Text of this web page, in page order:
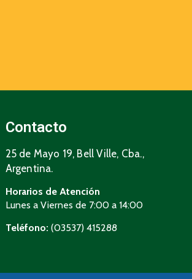
Contacto
25 de Mayo 19, Bell Ville, Cba.,
Argentina.
Horarios de Atención
Lunes a Viernes de 7:00 a 14:00
Teléfono: (03537) 415288